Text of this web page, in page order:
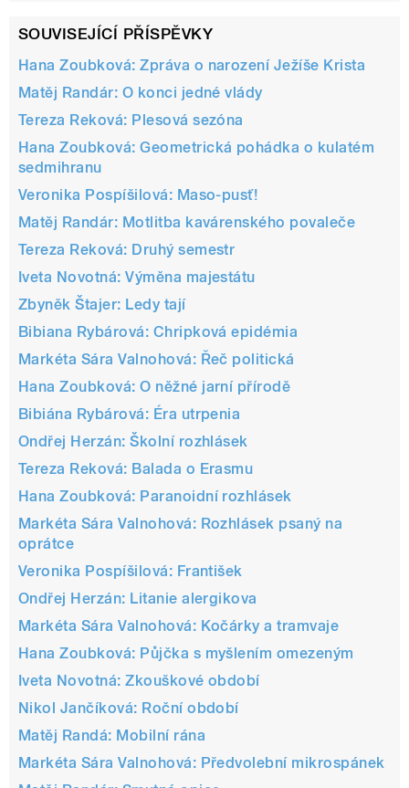
SOUVISEJÍCÍ PŘÍSPĚVKY
Hana Zoubková: Zpráva o narození Ježíše Krista
Matěj Randár: O konci jedné vlády
Tereza Reková: Plesová sezóna
Hana Zoubková: Geometrická pohádka o kulatém
sedmihranu
Veronika Pospíšilová: Maso-pusť!
Matěj Randár: Motlitba kavárenského povaleče
Tereza Reková: Druhý semestr
Iveta Novotná: Výměna majestátu
Zbyněk Štajer: Ledy tají
Bibiana Rybárová: Chripková epidémia
Markéta Sára Valnohová: Řeč politická
Hana Zoubková: O něžné jarní přírodě
Bibiána Rybárová: Éra utrpenia
Ondřej Herzán: Školní rozhlásek
Tereza Reková: Balada o Erasmu
Hana Zoubková: Paranoidní rozhlásek
Markéta Sára Valnohová: Rozhlásek psaný na
oprátce
Veronika Pospíšilová: František
Ondřej Herzán: Litanie alergikova
Markéta Sára Valnohová: Kočárky a tramvaje
Hana Zoubková: Půjčka s myšlením omezeným
Iveta Novotná: Zkouškové období
Nikol Jančíková: Roční období
Matěj Randá: Mobilní rána
Markéta Sára Valnohová: Předvolební mikrospánek